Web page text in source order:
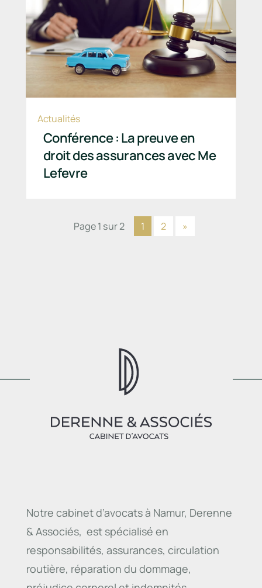
Conférence : La preuve en
droit des assurances avec Me
Lefevre
Actualités
Page 1 sur 2 1 2 »
Notre cabinet d’avocats à Namur, Derenne
& Associés, est spécialisé en
responsabilités, assurances, circulation
routière, réparation du dommage,